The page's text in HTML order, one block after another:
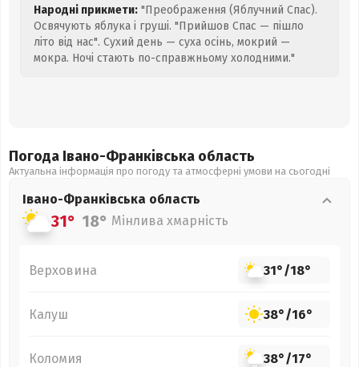
Народні прикмети: "Преображення (Яблучний Спас).
Освячують яблука і груші. "Прийшов Спас — пішло
літо від нас". Сухий день — суха осінь, мокрий —
мокра. Ночі стають по-справжньому холодними."
Погода Івано-Франківська область
Актуальна інформація про погоду та атмосферні умови на сьогодні
Івано-Франківська область
31° 18° Мінлива хмарність
Верховина 31°/18°
Калуш 38°/16°
Коломия 38°/17°